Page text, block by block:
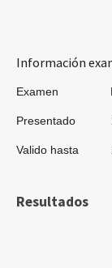
Información
Examen
Presentado 22
Valido hasta 22
Resultados